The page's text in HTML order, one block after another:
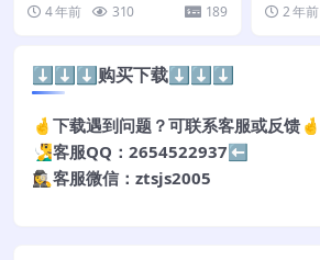
4 年前 310 189 2 年前
⬇️⬇️⬇️购买下载⬇️⬇️⬇️
🤞下载遇到问题？可联系客服或反馈🤞
🧏‍♂️客服QQ：2654522937⬅️
🕵️‍♀️客服微信：ztsjs2005